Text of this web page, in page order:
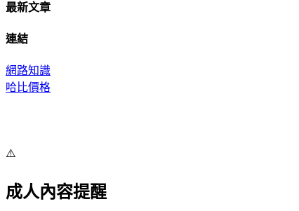
最新文章
連結
網路知識
哈比價格
⚠️
成人內容提醒